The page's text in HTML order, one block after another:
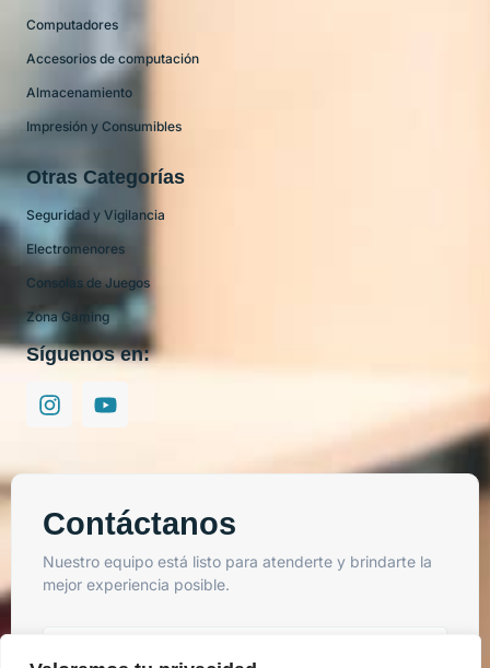
Computadores
Accesorios de computación
Almacenamiento
Impresión y Consumibles
Otras Categorías
Seguridad y Vigilancia
Electromenores
Consolas de Juegos
Zona Gaming
Síguenos en:
Contáctanos
Nuestro equipo está listo para atenderte y brindarte la
mejor experiencia posible.